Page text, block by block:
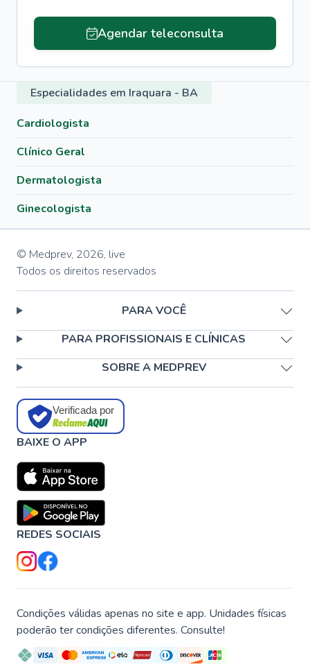
Agendar teleconsulta
Especialidades em Iraquara - BA
Cardiologista
Clínico Geral
Dermatologista
Ginecologista
© Medprev, 2026, live
Todos os direitos reservados
PARA VOCÊ
PARA PROFISSIONAIS E CLÍNICAS
SOBRE A MEDPREV
Verificada por
BAIXE O APP
REDES SOCIAIS
Condições válidas apenas no site e app. Unidades físicas
poderão ter condições diferentes. Consulte!